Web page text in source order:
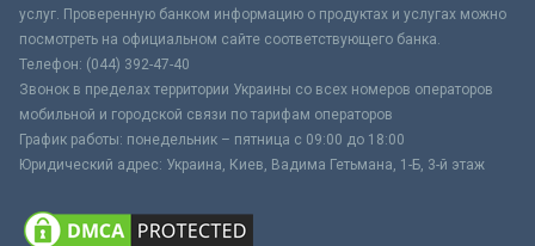
услуг. Проверенную банком информацию о продуктах и услугах можно
посмотреть на официальном сайте соответствующего банка.
Телефон: (044) 392-47-40
Звонок в пределах территории Украины со всех номеров операторов
мобильной и городской связи по тарифам операторов
График работы: понедельник – пятница с 09:00 до 18:00
Юридический адрес: Украина, Киев, Вадима Гетьмана, 1-Б, 3-й этаж